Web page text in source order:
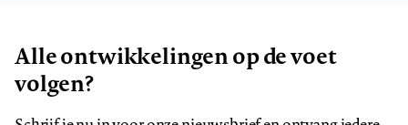
Alle ontwikkelingen op de voet
volgen?